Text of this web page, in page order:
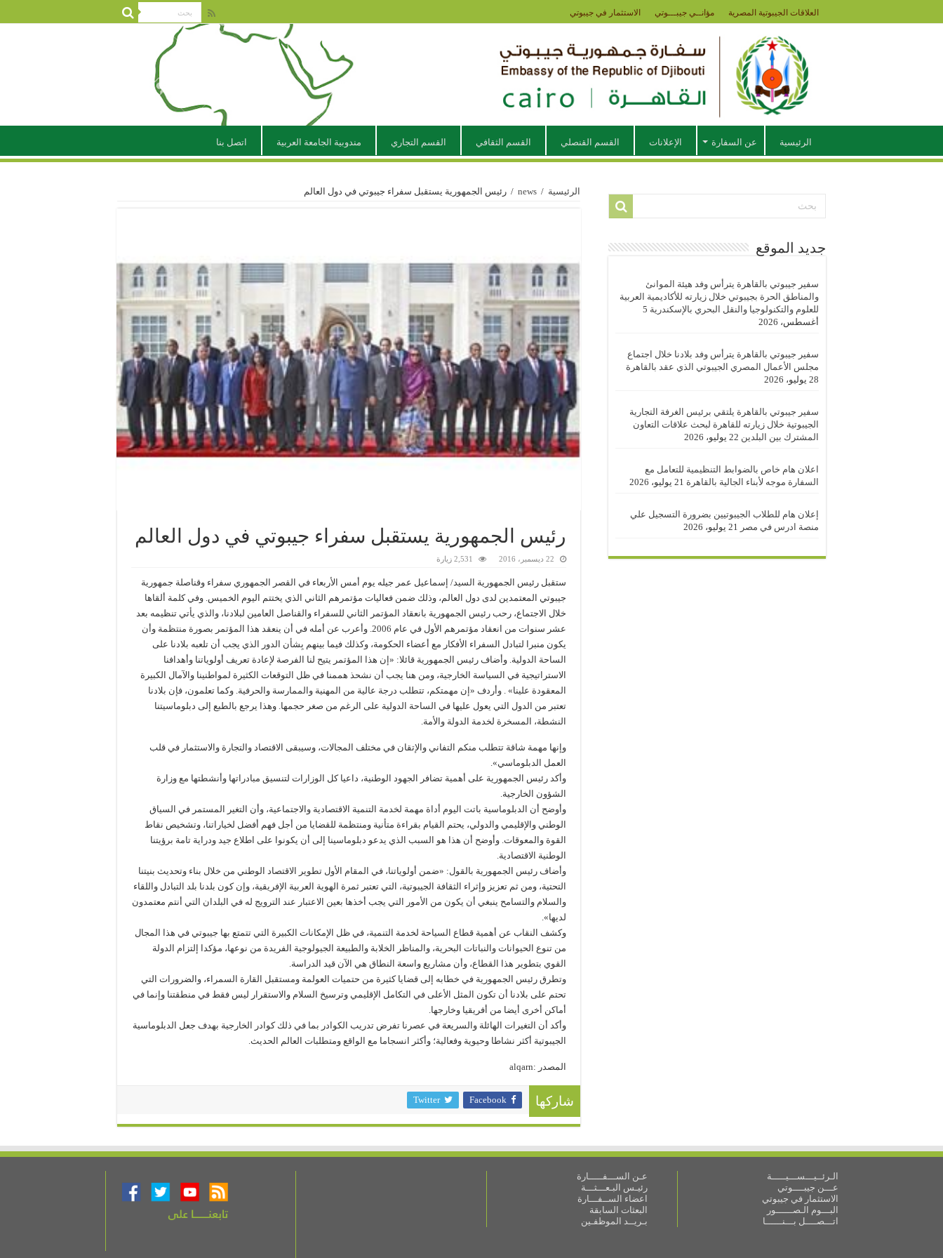
العلاقات الجيبوتية المصرية مؤانــي جيبـــوتي الاستثمار في جيبوتي
الرئيسية عن السفارة الإعلانات القسم القنصلي القسم الثقافي القسم التجاري مندوبية الجامعة العربية اتصل بنا
الرئيسية /
news
/ رئيس الجمهورية يستقبل سفراء جيبوتي في دول العالم
رئيس الجمهورية يستقبل سفراء جيبوتي في دول العالم
22 ديسمبر، 2016 2,531 زيارة
ستقبل رئيس الجمهورية السيد/ إسماعيل عمر جيله يوم أمس الأربعاء في القصر الجمهوري سفراء وقناصلة جمهورية
جيبوتي المعتمدين لدى دول العالم، وذلك ضمن فعاليات مؤتمرهم الثاني الذي يختتم اليوم الخميس. وفي كلمة ألقاها
خلال الاجتماع، رحب رئيس الجمهورية بانعقاد المؤتمر الثاني للسفراء والقناصل العامين لبلادنا، والذي يأتي تنظيمه بعد
عشر سنوات من انعقاد مؤتمرهم الأول في عام 2006. وأعرب عن أمله في أن ينعقد هذا المؤتمر بصورة منتظمة وأن
يكون منبرا لتبادل السفراء الأفكار مع أعضاء الحكومة، وكذلك فيما بينهم بِشأن الدور الذي يجب أن تلعبه بلادنا على
الساحة الدولية. وأضاف رئيس الجمهورية قائلا: «إن هذا المؤتمر يتيح لنا الفرصة لإعادة تعريف أولوياتنا وأهدافنا
الاستراتيجية في السياسة الخارجية، ومن هنا يجب أن نشحذ هممنا في ظل التوقعات الكثيرة لمواطنينا والآمال الكبيرة
المعقودة علينا» . وأردف «إن مهمتكم، تتطلب درجة عالية من المهنية والممارسة والحرفية. وكما تعلمون، فإن بلادنا
تعتبر من الدول التي يعول عليها في الساحة الدولية على الرغم من صغر حجمها. وهذا يرجع بالطبع إلى دبلوماسيتنا
النشطة، المسخرة لخدمة الدولة والأمة.
وإنها مهمة شاقة تتطلب منكم التفاني والإتقان في مختلف المجالات، وسيبقى الاقتصاد والتجارة والاستثمار في قلب
العمل الدبلوماسي».
وأكد رئيس الجمهورية على أهمية تضافر الجهود الوطنية، داعيا كل الوزارات لتنسيق مبادراتها وأنشطتها مع وزارة
الشؤون الخارجية.
وأوضح أن الدبلوماسية باتت اليوم أداة مهمة لخدمة التنمية الاقتصادية والاجتماعية، وأن التغير المستمر في السياق
الوطني والإقليمي والدولي، يحتم القيام بقراءة متأنية ومنتظمة للقضايا من أجل فهم أفضل لخياراتنا، وتشخيص نقاط
القوة والمعوقات. وأوضح أن هذا هو السبب الذي يدعو دبلوماسينا إلى أن يكونوا على اطلاع جيد ودراية تامة برؤيتنا
الوطنية الاقتصادية.
وأضاف رئيس الجمهورية بالقول: «ضمن أولوياتنا، في المقام الأول تطوير الاقتصاد الوطني من خلال بناء وتحديث بنيتنا
التحتية، ومن ثم تعزيز وإثراء الثقافة الجيبوتية، التي تعتبر ثمرة الهوية العربية الإفريقية، وإن كون بلدنا بلد التبادل واللقاء
والسلام والتسامح ينبغي أن يكون من الأمور التي يجب أخذها بعين الاعتبار عند الترويج له في البلدان التي أنتم معتمدون
لديها».
وكشف النقاب عن أهمية قطاع السياحة لخدمة التنمية، في ظل الإمكانات الكبيرة التي تتمتع بها جيبوتي في هذا المجال
من تنوع الحيوانات والنباتات البحرية، والمناظر الخلابة والطبيعة الجيولوجية الفريدة من نوعها، مؤكدا إلتزام الدولة
القوي بتطوير هذا القطاع، وأن مشاريع واسعة النطاق هي الآن قيد الدراسة.
وتطرق رئيس الجمهورية في خطابه إلى قضايا كثيرة من حتميات العولمة ومستقبل القارة السمراء، والضرورات التي
تحتم على بلادنا أن تكون المثل الأعلى في التكامل الإقليمي وترسيخ السلام والاستقرار ليس فقط في منطقتنا وإنما في
أماكن أخرى أيضا من أفريقيا وخارجها.
وأكد أن التغيرات الهائلة والسريعة في عصرنا تفرض تدريب الكوادر بما في ذلك كوادر الخارجية بهدف جعل الدبلوماسية
الجيبوتية أكثر نشاطا وحيوية وفعالية؛ وأكثر انسجاما مع الواقع ومتطلبات العالم الحديث.
المصدر :alqarn
شاركها Facebook
Twitter
جديد الموقع
سفير جيبوتي بالقاهرة يترأس وفد هيئة الموانئ
والمناطق الحرة بجيبوتي خلال زيارته للأكاديمية العربية
للعلوم والتكنولوجيا والنقل البحري بالإسكندرية 5
أغسطس، 2026
سفير جيبوتي بالقاهرة يترأس وفد بلادنا خلال اجتماع
مجلس الأعمال المصري الجيبوتي الذي عقد بالقاهرة
28 يوليو، 2026
سفير جيبوتي بالقاهرة يلتقي برئيس الغرفة التجارية
الجيبوتية خلال زيارته للقاهرة لبحث علاقات التعاون
المشترك بين البلدين 22 يوليو، 2026
اعلان هام خاص بالضوابط التنظيمية للتعامل مع
السفارة موجه لأبناء الجالية بالقاهرة 21 يوليو، 2026
إعلان هام للطلاب الجيبوتيين بضرورة التسجيل علي
منصة ادرس في مصر
21 يوليو، 2026
الـرئــيـــســـيـــــة
عـــن جيبــــوتي
الاستثمار في جيبوتي
البـــوم الـصــــــور
اتـــصــــل بـــنــــــا
عـن الســـفـــــارة
رئيـس البـعـــثـــة
اعضاء الســفـــارة
البعثات السابقة
بـريــد الموظفـين